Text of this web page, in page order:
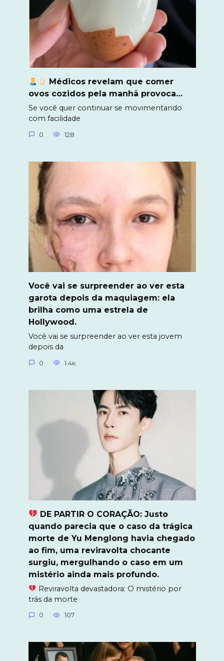
Médicos revelam que comer
ovos cozidos pela manhã provoca…
Se você quer continuar se movimentando
com facilidade
0 128
Você vai se surpreender ao ver esta
garota depois da maquiagem: ela
brilha como uma estrela de
Hollywood.
Você vai se surpreender ao ver esta jovem
depois da
0 1.4к.
DE PARTIR O CORAÇÃO: Justo
quando parecia que o caso da trágica
morte de Yu Menglong havia chegado
ao fim, uma reviravolta chocante
surgiu, mergulhando o caso em um
mistério ainda mais profundo.
Reviravolta devastadora: O mistério por
trás da morte
0 107